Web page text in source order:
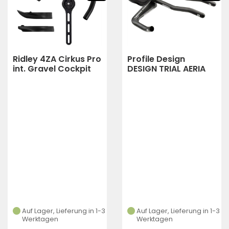
Ridley 4ZA Cirkus Pro
int. Gravel Cockpit
Auf Lager, Lieferung in 1-3
Werktagen
Profile Design
DESIGN TRIAL AERIA
Auf Lager, Lieferung in 1-3
Werktagen